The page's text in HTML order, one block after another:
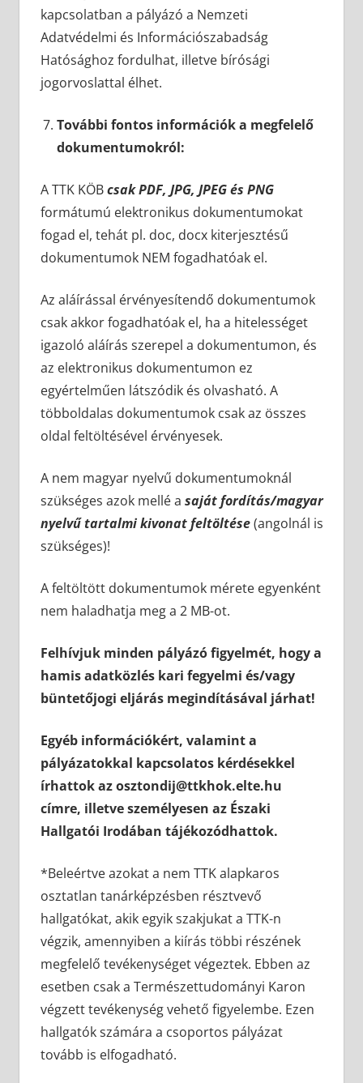
kapcsolatban a pályázó a Nemzeti
Adatvédelmi és Információszabadság
Hatósághoz fordulhat, illetve bírósági
jogorvoslattal élhet.
További fontos információk a megfelelő
dokumentumokról:
A TTK KÖBcsak PDF, JPG, JPEG és PNG
formátumú elektronikus dokumentumokat
fogad el, tehát pl. doc, docx kiterjesztésű
dokumentumok NEM fogadhatóak el.
Az aláírással érvényesítendő dokumentumok
csak akkor fogadhatóak el, ha a hitelességet
igazoló aláírás szerepel a dokumentumon, és
az elektronikus dokumentumon ez
egyértelműen látszódik és olvasható. A
többoldalas dokumentumok csak az összes
oldal feltöltésével érvényesek.
A nem magyar nyelvű dokumentumoknál
szükséges azok mellé a saját fordítás/magyar
nyelvű tartalmi kivonat feltöltése(angolnál is
szükséges)!
A feltöltött dokumentumok mérete egyenként
nem haladhatja meg a 2 MB-ot.
Felhívjuk minden pályázó figyelmét, hogy a
hamis adatközlés kari fegyelmi és/vagy
büntetőjogi eljárás megindításával járhat!
Egyéb információkért, valamint a
pályázatokkal kapcsolatos kérdésekkel
írhattok az osztondij@ttkhok.elte.hu
címre, illetve személyesen az Északi
Hallgatói Irodában tájékozódhattok.
*Beleértve azokat a nem TTK alapkaros
osztatlan tanárképzésben résztvevő
hallgatókat, akik egyik szakjukat a TTK-n
végzik, amennyiben a kiírás többi részének
megfelelő tevékenységet végeztek. Ebben az
esetben csak a Természettudományi Karon
végzett tevékenység vehető figyelembe. Ezen
hallgatók számára a csoportos pályázat
tovább is elfogadható.